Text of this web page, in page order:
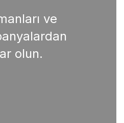
ve
olun.